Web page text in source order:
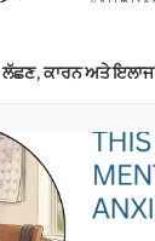
ਲੱਛਣ, ਕਾਰਨ ਅਤੇ ਇਲਾਜ